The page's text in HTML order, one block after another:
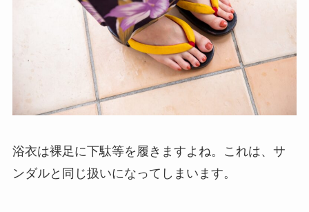
浴衣は裸足に下駄等を履きますよね。
これは、サ
ンダルと同じ扱いになってしまいます。